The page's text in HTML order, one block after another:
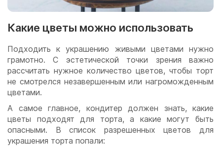
Какие цветы можно использовать
Подходить к украшению живыми цветами нужно
грамотно. С эстетической точки зрения важно
рассчитать нужное количество цветов, чтобы торт
не смотрелся незавершенным или нагроможденным
цветами.
А самое главное, кондитер должен знать, какие
цветы подходят для торта, а какие могут быть
опасными. В список разрешенных цветов для
украшения торта попали: